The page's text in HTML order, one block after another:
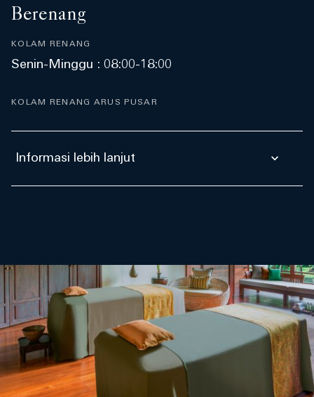
Berenang
KOLAM RENANG
Senin-Minggu : 08:00-18:00
KOLAM RENANG ARUS PUSAR
Informasi lebih lanjut